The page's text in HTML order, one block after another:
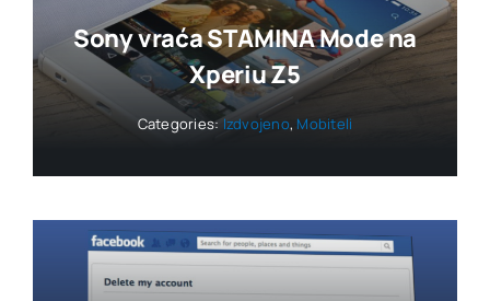
Sony vraća STAMINA Mode na
Xperiu Z5
Categories:Izdvojeno, Mobiteli